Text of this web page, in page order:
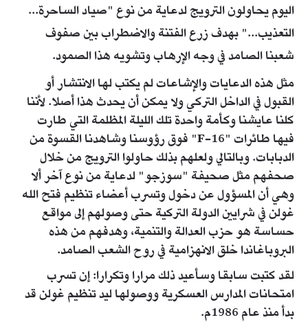
اليوم يحاولون الترويج لدعاية من نوع "صياد الساحرة...
التعذيب..." بهدف زرع الفتنة والاضطراب بين صفوف
شعبنا الصامد في وجه الإرهاب وتشويه هذا الصمود.
مثل هذه الدعايات والإشاعات لم يكتب لها الانتشار أو
القبول في الداخل التركي ولا يمكن أن يحدث هذا أصلا. لأننا
كلنا عايشنا وكأمة واحدة تلك الليلة المظلمة التي طارت
فيها طائرات "F-16" فوق رؤوسنا وشاهدنا القسوة من
الدبابات. وبالتالي ولعلهم بذلك حاولوا الترويج من خلال
صحفهم مثل صحيفة "سوزجو" لدعاية من نوع آخر ألا
وهي أن المسؤول عن دخول وتسرب أعضاء تنظيم فتح الله
غولن في شرايين الدولة التركية حتى وصولهم إلى مواقع
حساسة هو حزب العدالة والتنمية، وهدفهم من هذه
البروباغاندا خلق الانهزامية في روح الشعب الصامد.
لقد كتبت سابقا وسأعيد ذلك مرارا وتكرارا: إن تسرب
امتحانات المدارس العسكرية ووصولها ليد تنظيم غولن قد
بدأ منذ عام 1986م.